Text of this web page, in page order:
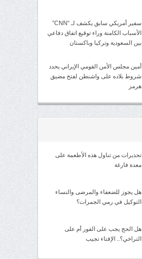
سفير أمريكي سابق يكشف لـ “CNN”
الأسباب الكامنة وراء توقيع اتفاق دفاعي
بين السعودية وتركيا وباكستان
أمين مجلس الأمن القومي الإيراني يحدد
شروط بلاده على واشنطن لفتح مضيق
هرمز
تحذيرات من تناول هذه الأطعمة على
معدة فارغة
هل يجوز للضعفاء والمرضى والنساء
التوكيل في رمي الجمرات؟
هل الحج يجب على الفور أم على
التراخي؟.. الإفتاء تجيب